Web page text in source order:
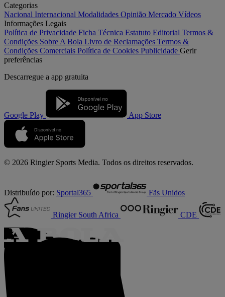
Categorias
Nacional Internacional Modalidades Opinião Mercado Vídeos
Informações Legais
Política de Privacidade Ficha Técnica Estatuto Editorial Termos &
Condições Sobre A Bola Livro de Reclamações Termos &
Condições Comerciais Política de Cookies Publicidade Gerir
preferências
Descarregue a app gratuita
Google Play App Store
© 2026 Ringier Sports Media. Todos os direitos reservados.
Distribuído por: Sportal365 Fãs Unidos
Ringier South Africa CDE